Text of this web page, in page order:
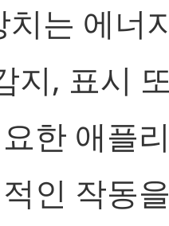
치는 에너
지, 표시
한 애플
인 작동